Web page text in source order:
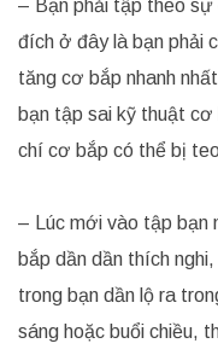
– Bạn phải tập theo sự
đích ở đây là bạn phải
tăng cơ bắp nhanh
bạn tập sai kỹ thuật
chí cơ bắp có thể bị
– Lúc mới vào tập bạn
bắp dần dần thích
trong bạn dần lộ ra
sáng hoặc buổi chiều,